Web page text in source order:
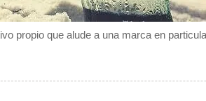
propio que alude a una marca en